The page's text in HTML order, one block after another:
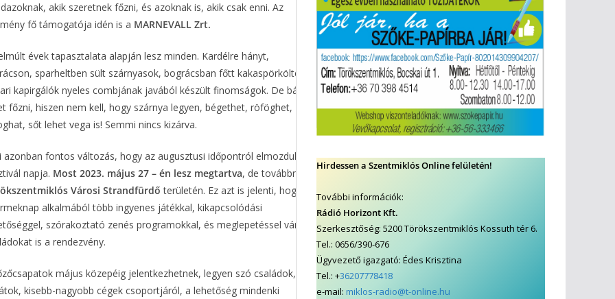
akik szeretnek főzni, és azoknak is, akik csak enni. Az
fő támogatója idén is a MARNEVALL Zrt.
évek tapasztalata alapján lesz minden. Kardélre hányt,
sparheltben sült szárnyasok, bográcsban főtt kakaspörköltek,
kapirgálók nyeles combjának javából készült finomságok. De bármit
főzni, hiszen nem kell, hogy szárnya legyen, bégethet, röföghet,
sőt lehet vega is! Semmi nincs kizárva.
azonban fontos változás, hogy az augusztusi időpontról elmozdult a
napja. Most 2023. május 27 – én lesz megtartva, de továbbra is a
Városi Strandfürdőterületén. Ez azt is jelenti, hogy
alkalmából több ingyenes játékkal, kikapcsolódási
szórakoztató zenés programokkal, és meglepetéssel várja a
is a rendezvény.
május közepéig jelentkezhetnek, legyen szó családok,
kisebb-nagyobb cégek csoportjáról, a lehetőség mindenki
Hirdessen a Szentmiklós Online felületén!
További információk:
Rádió Horizont Kft.
Szerkesztőség: 5200 Törökszentmiklós Kossuth tér 6.
Tel.: 0656/390-676
Ügyvezető igazgató: Édes Krisztina
Tel.: +36207778418
e-mail: miklos-radio@t-online.hu